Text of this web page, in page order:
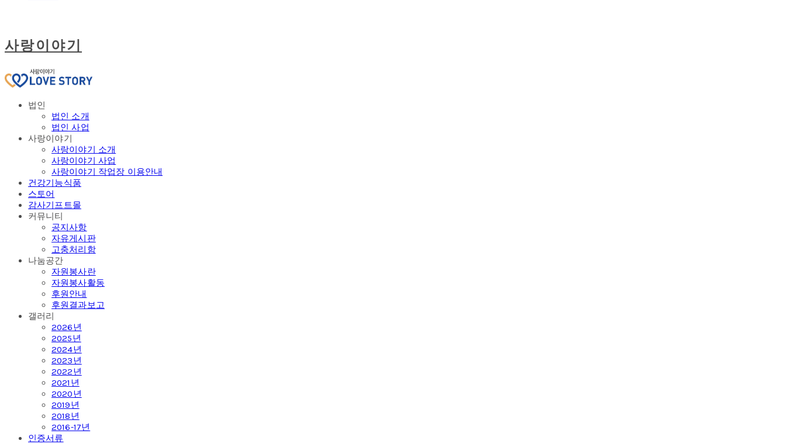
사랑이야기
법인
법인 소개
법인 사업
사랑이야기
사랑이야기 소개
사랑이야기 사업
사랑이야기 작업장 이용안내
건강기능식품
스토어
감사기프트몰
커뮤니티
공지사항
자유게시판
고충처리함
나눔공간
자원봉사란
자원봉사활동
후원안내
후원결과보고
갤러리
2026년
2025년
2024년
2023년
2022년
2021년
2020년
2019년
2018년
2016-17년
인증서류